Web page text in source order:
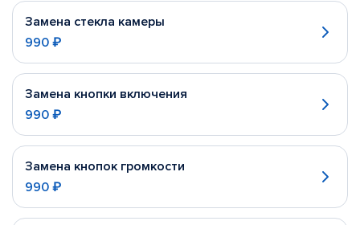
Замена стекла камеры
990 ₽
Замена кнопки включения
990 ₽
Замена кнопок громкости
990 ₽